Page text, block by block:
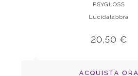
PSYGLOSS
Lucidalabbra
20,50 €
ACQUISTA ORA